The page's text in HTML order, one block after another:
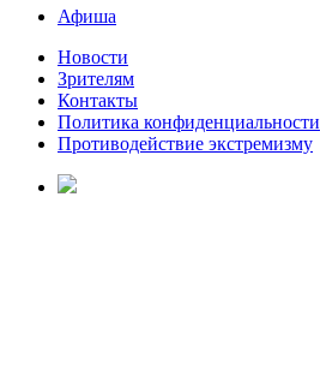
Афиша
Новости
Зрителям
Контакты
Политика конфиденциальности
Противодействие экстремизму